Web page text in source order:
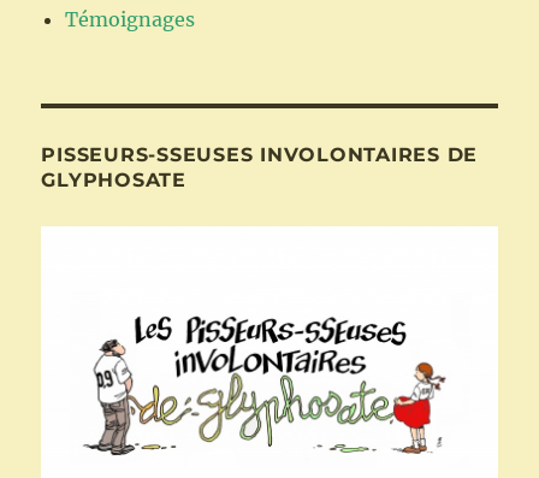
Témoignages
PISSEURS-SSEUSES INVOLONTAIRES DE
GLYPHOSATE